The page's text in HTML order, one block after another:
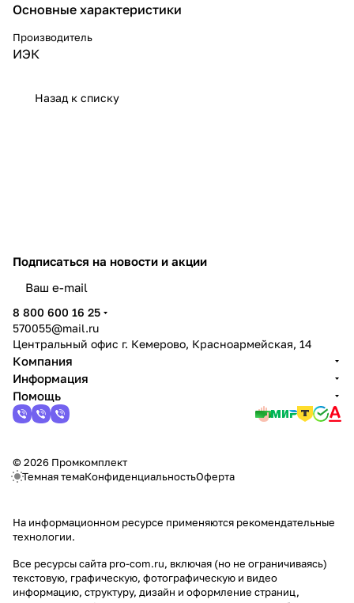
Основные характеристики
Производитель
ИЭК
Назад к списку
Подписаться на новости и акции
8 800 600 16 25
570055@mail.ru
Центральный офис г. Кемерово, Красноармейская, 14
Компания
Информация
Помощь
© 2026 Промкомплект
Темная темаКонфиденциальностьОферта
На информационном ресурсе применяются рекомендательные
технологии.
Все ресурсы сайта pro-com.ru, включая (но не ограничиваясь)
текстовую, графическую, фотографическую и видео
информацию, структуру, дизайн и оформление страниц,